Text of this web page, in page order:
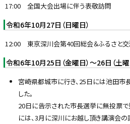
17:00 全国大会出場に伴う表敬訪問
令和6年10月27日（日曜日）
12:00 東京深川会第40回総会＆ふるさと
令和6年10月25日（金曜日）～26日（土曜
宮崎県都城市に行き、25日には池田市
した。
20日に告示された市長選挙に無投票
には、3月に深川にお越し頂き講演会